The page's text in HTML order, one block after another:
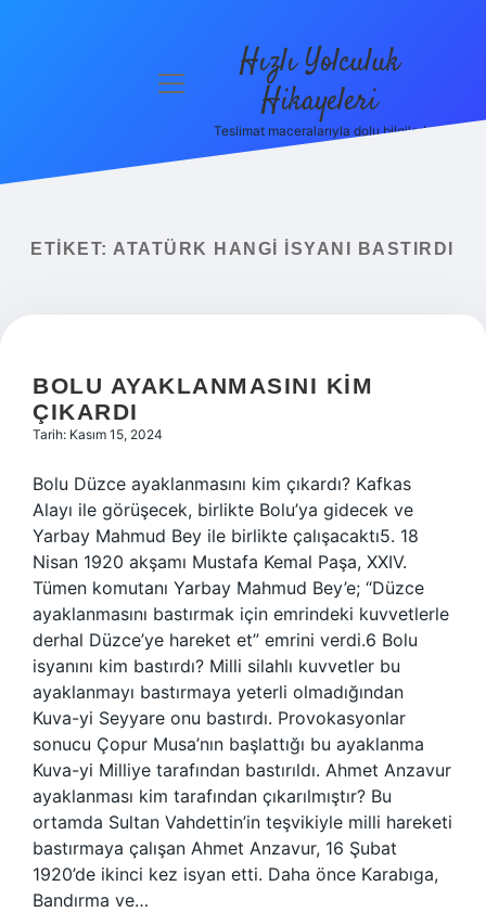
menüyü
Hızlı Yolculuk
Hikayeleri
Teslimat maceralarıyla dolu bilgiler!
ETIKET: ATATÜRK HANGI ISYANI BASTIRDI
BOLU AYAKLANMASINI KIM
ÇIKARDI
Tarih: Kasım 15, 2024
Bolu Düzce ayaklanmasını kim çıkardı? Kafkas
Alayı ile görüşecek, birlikte Bolu’ya gidecek ve
Yarbay Mahmud Bey ile birlikte çalışacaktı5. 18
Nisan 1920 akşamı Mustafa Kemal Paşa, XXIV.
Tümen komutanı Yarbay Mahmud Bey’e; “Düzce
ayaklanmasını bastırmak için emrindeki kuvvetlerle
derhal Düzce’ye hareket et” emrini verdi.6 Bolu
isyanını kim bastırdı? Milli silahlı kuvvetler bu
ayaklanmayı bastırmaya yeterli olmadığından
Kuva-yi Seyyare onu bastırdı. Provokasyonlar
sonucu Çopur Musa’nın başlattığı bu ayaklanma
Kuva-yi Milliye tarafından bastırıldı. Ahmet Anzavur
ayaklanması kim tarafından çıkarılmıştır? Bu
ortamda Sultan Vahdettin’in teşvikiyle milli hareketi
bastırmaya çalışan Ahmet Anzavur, 16 Şubat
1920’de ikinci kez isyan etti. Daha önce Karabıga,
Bandırma ve…